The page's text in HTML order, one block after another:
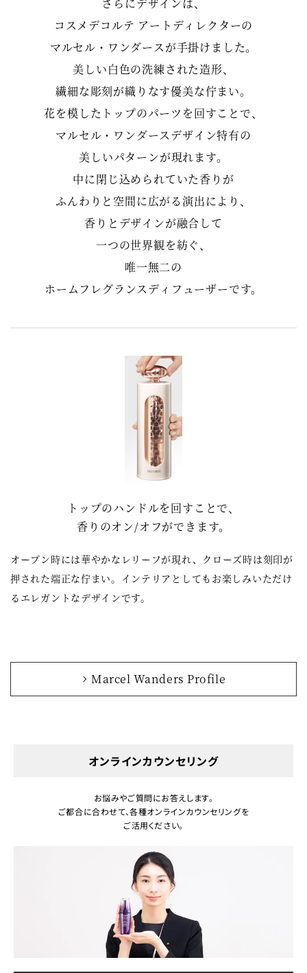
コスメデコルテ アートディレクターの
マルセル・ワンダースが手掛けました。
美しい白色の洗練された造形、
繊細な彫刻が織りなす優美な佇まい。
花を模したトップのパーツを回すことで、
マルセル・ワンダースデザイン特有の
美しいパターンが現れます。
中に閉じ込められていた香りが
ふんわりと空間に広がる演出により、
香りとデザインが融合して
一つの世界観を紡ぐ、
唯一無二の
ホームフレグランスディフューザーです。
トップのハンドルを回すことで、
香りのオン/オフができます。
オープン時には華やかなレリーフが現れ、クローズ時は刻印が
押された端正な佇まい。インテリアとしてもお楽しみいただけ
るエレガントなデザインです。
Marcel Wanders Profile
オンラインカウンセリング
お悩みやご質問にお答えします。
ご都合に合わせて、各種オンラインカウンセリングを
ご活用ください。